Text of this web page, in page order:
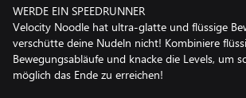
WERDE EIN SPEEDRUNNER
Velocity Noodle hat ultra-glatte und flüssige
verschütte deine Nudeln nicht! Kombiniere
Bewegungsabläufe und knacke die Levels, um
möglich das Ende zu erreichen!